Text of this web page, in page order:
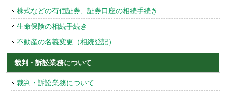
株式などの有価証券、証券口座の相続手続き
生命保険の相続手続き
不動産の名義変更（相続登記）
裁判・訴訟業務について
裁判・訴訟業務について